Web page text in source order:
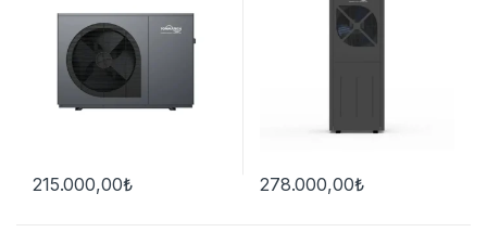
215.000,00₺ 278.000,00₺